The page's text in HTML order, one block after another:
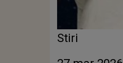
Stiri